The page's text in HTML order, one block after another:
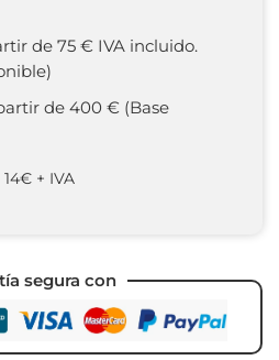
de 75 € IVA incluido.
de 400 € (Base
+ IVA
segura con